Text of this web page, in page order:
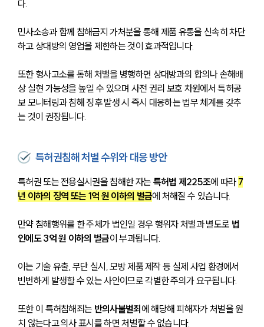
다.
민사소송과 함께 침해금지 가처분을 통해 제품 유통을 신속히 차단
하고 상대방의 영업을 제한하는 것이 효과적입니다.
또한 형사고소를 통해 처벌을 병행하면 상대방과의 합의나 손해배
상 실현 가능성을 높일 수 있으며 사전 권리 보호 차원에서 특허공
보 모니터링과 침해 징후 발생 시 즉시 대응하는 법무 체계를 갖추
는 것이 권장됩니다.
특허권침해 처벌 수위와 대응 방안
특허권 또는 전용실시권을 침해한 자는 특허법 제225조에 따라 7
년 이하의 징역 또는 1억 원 이하의 벌금에 처해질 수 있습니다.
만약 침해행위를 한 주체가 법인일 경우 행위자 처벌과 별도로 법
인에도 3억 원 이하의 벌금이 부과됩니다.
이는 기술 유출, 무단 실시, 모방 제품 제작 등 실제 사업 환경에서
빈번하게 발생할 수 있는 사안이므로 각별한 주의가 요구됩니다.
또한 이 특허침해죄는 반의사불벌죄에 해당해 피해자가 처벌을 원
치 않는다고 의사 표시를 하면 처벌할 수 없습니다.